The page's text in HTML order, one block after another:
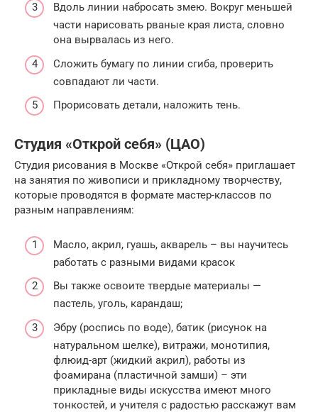
Вдоль линии набросать змею. Вокруг меньшей
части нарисовать рваные края листа, словно
она вырвалась из него.
Сложить бумагу по линии сгиба, проверить
совпадают ли части.
Прорисовать детали, наложить тень.
Студия «Открой себя» (ЦАО)
Студия рисования в Москве «Открой себя» приглашает
на занятия по живописи и прикладному творчеству,
которые проводятся в формате мастер-классов по
разным направлениям:
Масло, акрил, гуашь, акварель – вы научитесь
работать с разными видами красок
Вы также освоите твердые материалы —
пастель, уголь, карандаш;
Эбру (роспись по воде), батик (рисунок на
натуральном шелке), витражи, монотипия,
флюид-арт (жидкий акрил), работы из
фоамирана (пластичной замши) – эти
прикладные виды искусства имеют много
тонкостей, и учителя с радостью расскажут вам